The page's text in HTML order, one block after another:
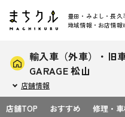
豊田・みよし・長久
地域情報・お店情報
輸入車（外車）・旧
GARAGE 松山
店舗情報
店舗TOP おすすめ 修理・